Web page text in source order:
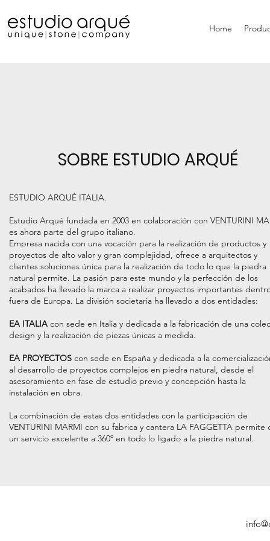
Home
SOBRE ESTUDIO ARQUÉ
ESTUDIO ARQUÉ ITALIA.
Estudio Arqué fundada en 2003 en colaboración con VENTURINI
es ahora parte del grupo italiano.
Empresa nacida con una vocación para la realización de productos y
proyectos de alto valor y gran complejidad, ofrece a arquitectos y
clientes soluciones única para la realización de todo lo que la piedra
natural permite. La pasión para este mundo y la perfección de los
acabados ha llevado la marca a realizar proyectos importantes
fuera de Europa. La división societaria ha llevado a dos entidades:
EA ITALIA con sede en Italia y dedicada a la fabricación de una
design y la realización de piezas únicas a medida.
EA PROYECTOS con sede en España y dedicada a la
al desarrollo de proyectos complejos en piedra natural, desde el
asesoramiento en fase de estudio previo y concepción hasta la
instalación en obra.
La combinación de estas dos entidades con la participación de
VENTURINI MARMI con su fabrica y cantera LA FAGGETTA permite
un servicio excelente a 360º en todo lo ligado a la piedra natural.